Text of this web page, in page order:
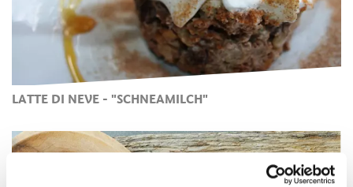
LATTE DI NEVE - "SCHNEAMILCH"